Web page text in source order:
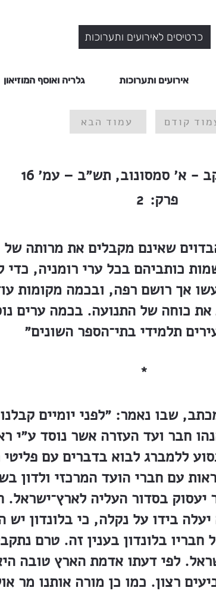
כרטיסים לאירועים ותערוכות
אירועים ותערוכות גלריה ואוסף המוזיאון
עמוד הבא קודם
- א׳ סמסונוב, תש״ב – עמ׳ 16
2 פרק:
שאינם מקבלים את מרותה
כותביהם בכל ערי רומניה, כדי
אך רושם רפה, ובכמה מקומות
את כוחה של התנועה. בכמה ערים
*
שבו נאמר: ״לפני יומיים
חבר ועד העזרה אשר נוסד ע״י
ללמברג לבוא בדברים עם פליטי
עם חברי הועד המרכזי ולדון
יעסוק בסדור העליה לארץ־ישראל.
בידו על נקלה, כי בלונדון
בלונדון בענין זה. טרם
לפי דעתו אדמת הארץ טובה
רצון. כמו כן מורה אותנו מר